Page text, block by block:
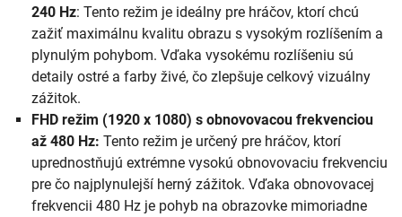
240 Hz: Tento režim je ideálny pre hráčov, ktorí chcú
zažiť maximálnu kvalitu obrazu s vysokým rozlíšením a
plynulým pohybom. Vďaka vysokému rozlíšeniu sú
detaily ostré a farby živé, čo zlepšuje celkový vizuálny
zážitok.
FHD režim (1920 x 1080) s obnovovacou frekvenciou
až 480 Hz: Tento režim je určený pre hráčov, ktorí
uprednostňujú extrémne vysokú obnovovaciu frekvenciu
pre čo najplynulejší herný zážitok. Vďaka obnovovacej
frekvencii 480 Hz je pohyb na obrazovke mimoriadne